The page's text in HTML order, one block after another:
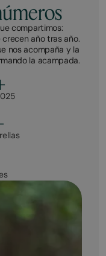
compartimos:
año tras año.
nos acompaña y la
la acampada.